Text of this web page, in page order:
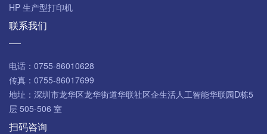
HP 生产型打印机
联系我们
电话： 0755-86010628
传真： 0755-86017699
地址： 深圳市龙华区龙华街道华联社区企生活人工智能华联园D栋5
层 505-506 室
扫码咨询